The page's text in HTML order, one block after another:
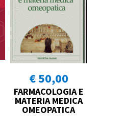
€ 50,00
FARMACOLOGIA E
MATERIA MEDICA
OMEOPATICA